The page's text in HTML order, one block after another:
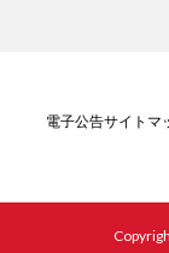
電子公告サイトマ